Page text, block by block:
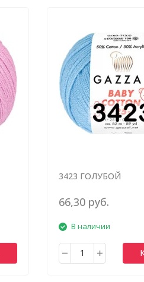
3423 ГОЛУБОЙ
66,30 руб.
В наличии